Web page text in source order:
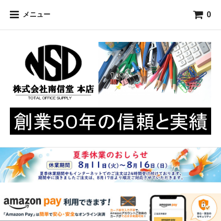
メニュー 0